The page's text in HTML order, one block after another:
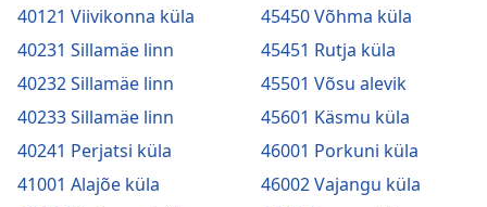
40121 Viivikonna küla
40231 Sillamäe linn
40232 Sillamäe linn
40233 Sillamäe linn
40241 Perjatsi küla
41001 Alajõe küla
45450 Võhma küla
45451 Rutja küla
45501 Võsu alevik
45601 Käsmu küla
46001 Porkuni küla
46002 Vajangu küla